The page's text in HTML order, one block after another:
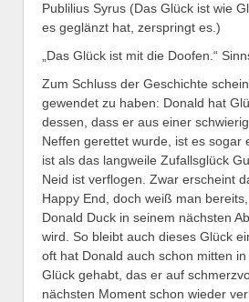
Publilius Syrus (Das Glück ist wie
es geglänzt hat, zerspringt es.)
„Das Glück ist mit die Doofen.“
Zum Schluss der Geschichte
gewendet zu haben: Donald hat
dessen, dass er aus einer
Neffen gerettet wurde, ist es sogar
ist als das langweile Zufallsglück
Neid ist verflogen. Zwar erscheint
Happy End, doch weiß man
Donald Duck in seinem nächsten
wird. So bleibt auch dieses Glück
oft hat Donald auch schon mitten
Glück gehabt, das er auf
nächsten Moment schon wieder